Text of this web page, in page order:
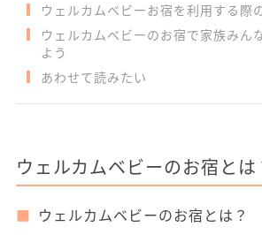
ウェルカムベビーお宿を利用する際
ウェルカムベビーのお宿で家族みん
よう
あわせて読みたい
ウェルカムベビーのお宿とは
ウェルカムベビーのお宿とは？